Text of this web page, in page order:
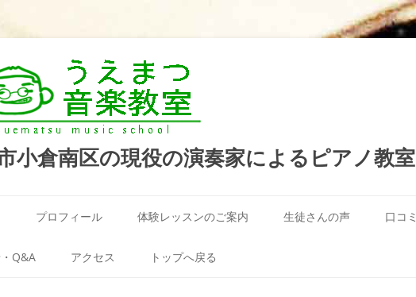
小倉南区の現役の演奏家によるピアノ教室
ン
テ
室が選ばれる理由
プロフィール 体験レッスンのご案内 生徒さんの声 口コミ
Q&A アクセス トップへ戻る